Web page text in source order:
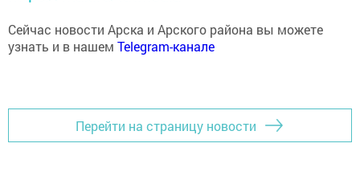
Сейчас новости Арска и Арского района вы можете
узнать и в нашемTelegram-канале
Перейти на страницу новости